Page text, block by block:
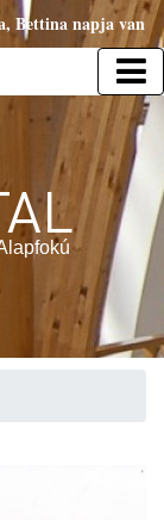
Bettina napja van